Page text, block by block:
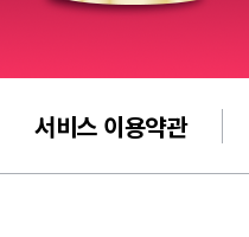
서비스 이용약관